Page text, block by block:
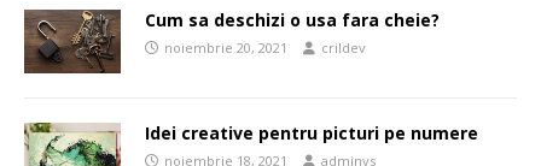
Cum sa deschizi o usa fara cheie?
noiembrie 20, 2021 crildev
Idei creative pentru picturi pe numere
noiembrie 18, 2021 adminys